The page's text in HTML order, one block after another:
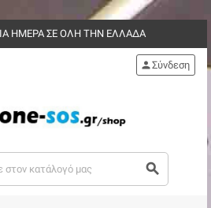
ΗΜΕΡΑ ΣΕ ΟΛΗ ΤΗΝ ΕΛΛΑΔΑ
personΣύνδεση
search